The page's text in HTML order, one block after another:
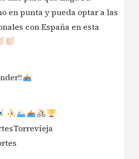
en punta y pueda optar a las
con España en esta